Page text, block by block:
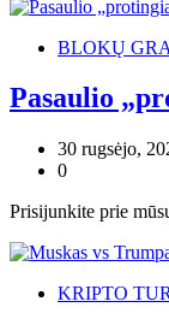
BLOKŲ
Pasaulio
30 rugsėjo,
0
Prisijunkite prie
KRIPTO